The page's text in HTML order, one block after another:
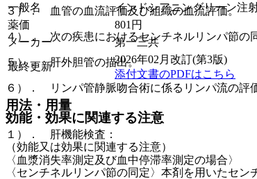
３）． 血管の血流評価及び組織の血流評価。
４）． 次の疾患におけるセンチネルリンパ節の
５）． 肝外胆管の描出。
６）． リンパ管静脈吻合術に係るリンパ流の評
効能・効果に関連する注意
（効能又は効果に関連する注意）
〈センチネルリンパ節の同定〉本剤を用いたセ
一般名
インドシアニングリーン注
薬価
801 円
メーカー
第一三共
最終更新
2026年02月改訂(第3版)
添付文書のPDFはこちら
用法・用量
１）． 肝機能検査：
〈血漿消失率測定及び血中停滞率測定の場合〉